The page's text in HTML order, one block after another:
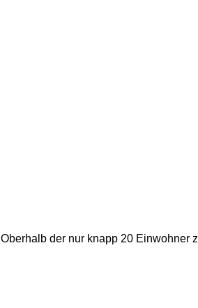
Oberhalb der nur knapp 20 Einwohner